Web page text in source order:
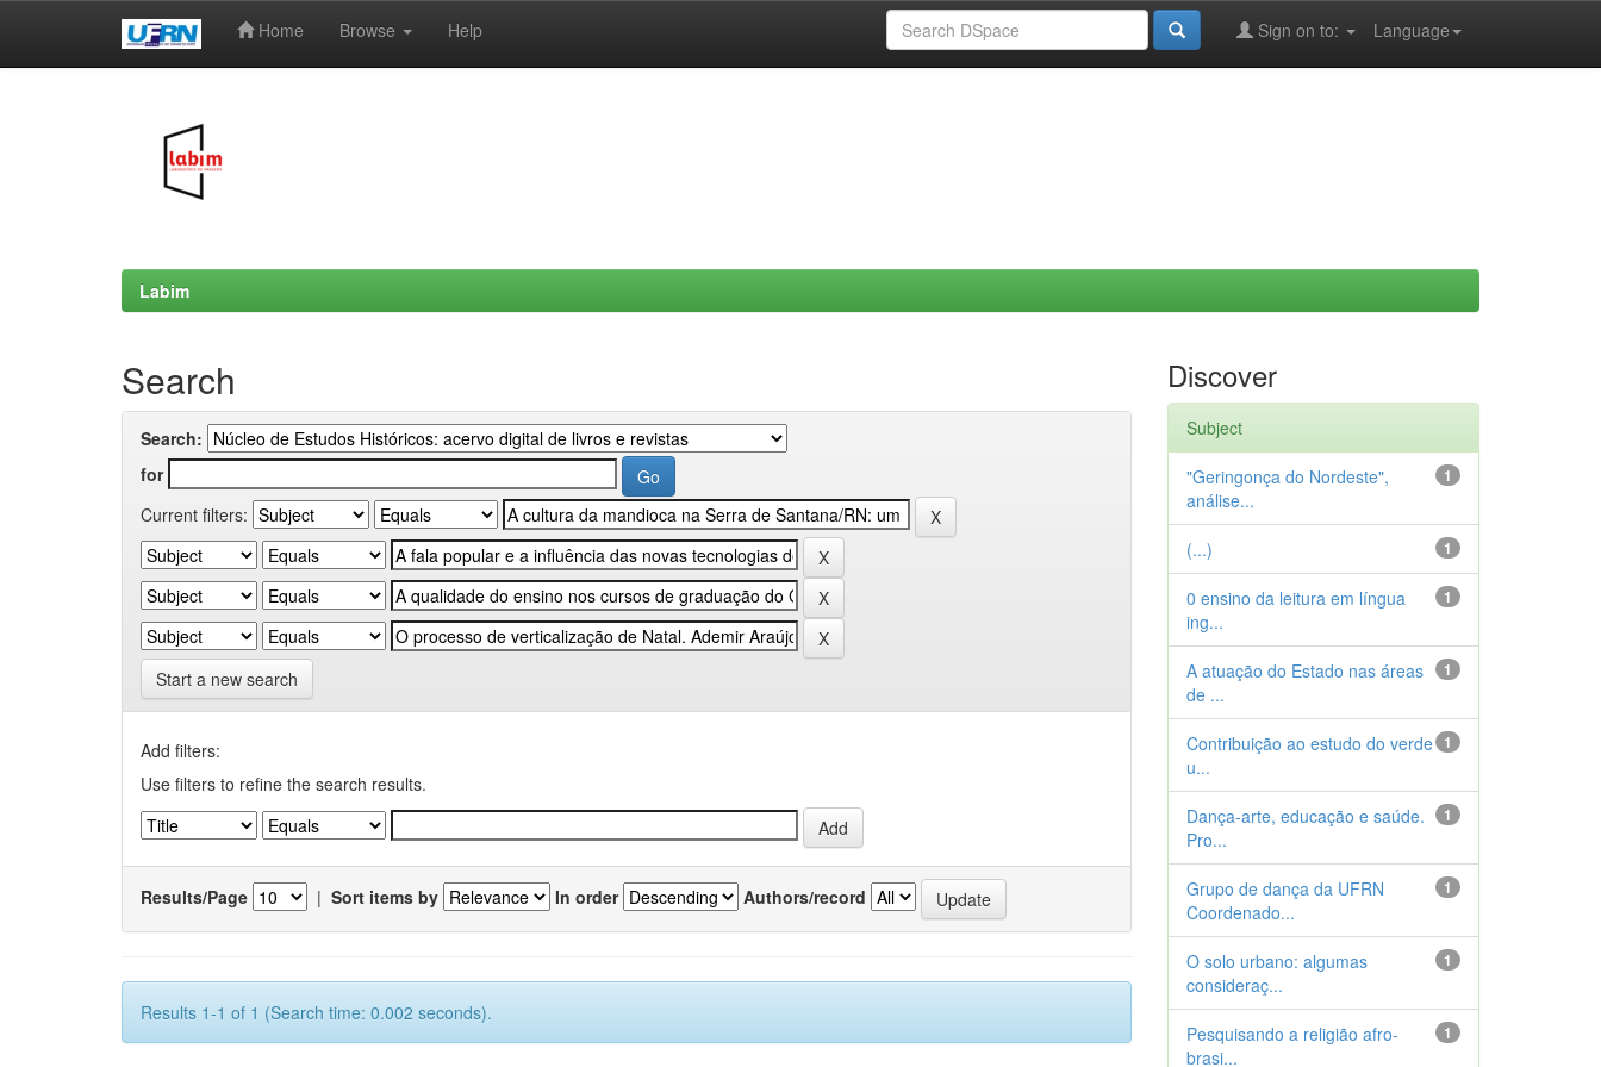
Home Browse Help Language
Sign on to:
Labim
Search
Search:
for
Current filters:
Start a new search
Add filters:
Use filters to refine the search results.
Results/Page | Sort items by In order Authors/record
Results 1-1 of 1 (Search time: 0.002 seconds).
Discover
Subject
1
"Geringonça do Nordeste",
análise...
1
(...)
1
0 ensino da leitura em língua
ing...
1
A atuação do Estado nas áreas
de ...
1
Contribuição ao estudo do verde
u...
1
Dança-arte, educação e saúde.
Pro...
1
Grupo de dança da UFRN
Coordenado...
1
O solo urbano: algumas
consideraç...
1
Pesquisando a religião afro-
brasi...